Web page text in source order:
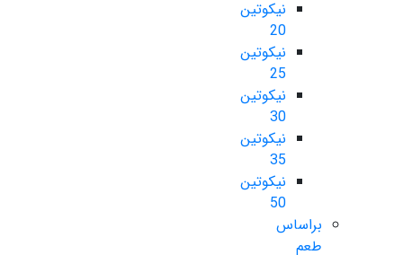
نیکوتین
20
نیکوتین
25
نیکوتین
30
نیکوتین
35
نیکوتین
50
براساس
طعم